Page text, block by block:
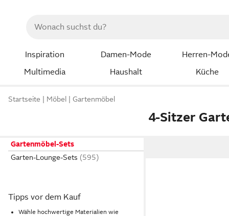
Inspiration Damen-Mode Herren-
Multimedia
Haushalt Küche
Startseite Möbel Gartenmöbel
4-Sitzer
Gartenmöbel-Sets
Garten-Lounge-Sets
Tipps vor dem Kauf
Wähle hochwertige Materialien wie